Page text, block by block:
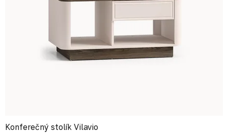
Konferečný stolík Vilavio